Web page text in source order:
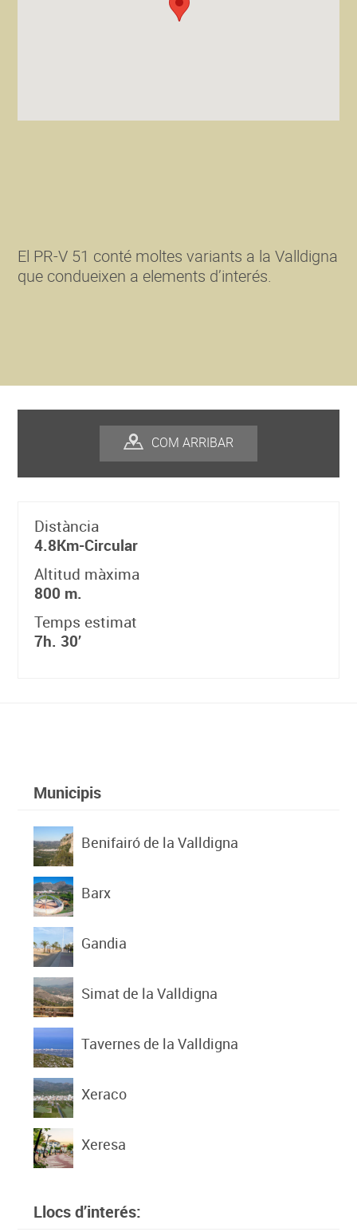
El PR-V 51 conté moltes variants a la Valldigna
que condueixen a elements d’interés.
COM ARRIBAR
Distància
4.8Km-Circular
Altitud màxima
800 m.
Temps estimat
7h. 30’
Municipis
Benifairó de la Valldigna
Barx
Gandia
Simat de la Valldigna
Tavernes de la Valldigna
Xeraco
Xeresa
Llocs d’interés: